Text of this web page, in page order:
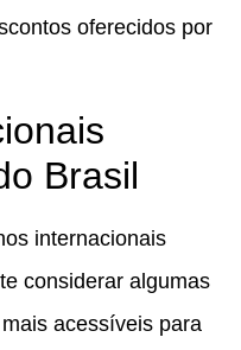
oferecidos por
Brasil
internacionais
considerar algumas
acessíveis para